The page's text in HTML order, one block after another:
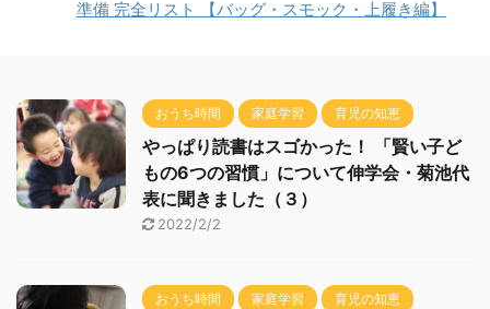
準備 完全リスト 【バッグ・スモック・上履き編】
おうち時間 家庭学習 育児の知恵
やっぱり読書はスゴかった！ 「賢い子ど
もの6つの習慣」について伸学会・菊池代
表に聞きました（３）
2022/2/2
おうち時間 家庭学習 育児の知恵